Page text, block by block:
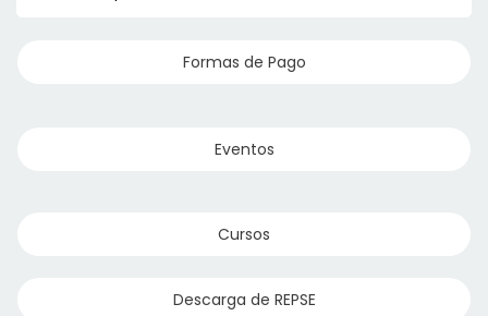
Formas de Pago
Eventos
Cursos
Descarga de REPSE